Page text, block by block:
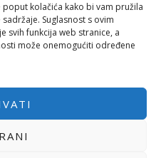
kolačića kako bi vam pružila
Suglasnost s ovim
svih funkcija web stranice, a
može onemogućiti određene